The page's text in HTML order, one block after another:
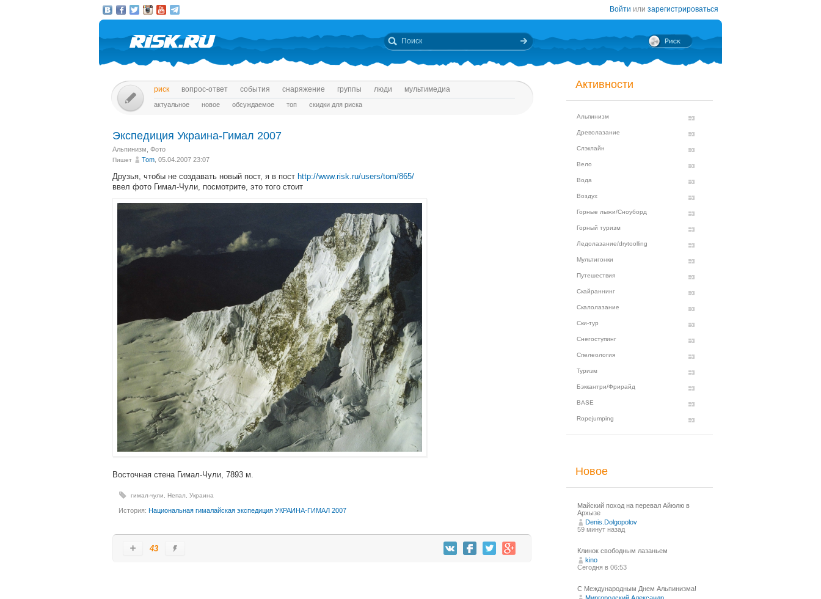
Войти или зарегистрироваться
риск вопрос-ответ события снаряжение группы люди мультимедиа
актуальное новое обсуждаемое топ скидки для риска
Экспедиция Украина-Гимал 2007
Альпинизм Фото
Пишет Tom , 05.04.2007 23:07
Друзья, чтобы не создавать новый пост, я в пост http://www.risk.ru/users/tom/865/
ввел фото Гимал-Чули, посмотрите, это того стоит
Восточная стена Гимал-Чули, 7893 м.
гимал-чули Непал Украина
История: Национальная гималайская экспедиция УКРАИНА-ГИМАЛ 2007
43
Активности
Альпинизм
Древолазание
Слэклайн
Вело
Вода
Воздух
Горные лыжи/Сноуборд
Горный туризм
Ледолазание/drytoolling
Мультигонки
Путешествия
Скайраннинг
Скалолазание
Ски-тур
Снегоступинг
Спелеология
Туризм
Бэккантри/Фрирайд
BASE
Ropejumping
Новое
Майский поход на перевал Айюлю в
Архызе
Denis.Dolgopolov
59 минут назад
Клинок свободным лазаньем
kino
Сегодня в 06:53
С Международным Днем Альпинизма!⁠